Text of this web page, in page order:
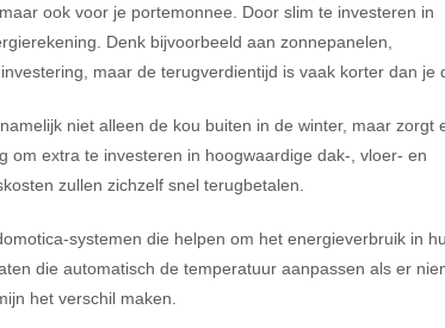
ook voor je portemonnee. Door slim te investeren in
Denk bijvoorbeeld aan zonnepanelen,
maar de terugverdientijd is vaak korter dan je
niet alleen de kou buiten in de winter, maar zorgt
om extra te investeren in hoogwaardige dak-, vloer- en
zullen zichzelf snel terugbetalen.
systemen die helpen om het energieverbruik in
die automatisch de temperatuur aanpassen als er
het verschil maken.